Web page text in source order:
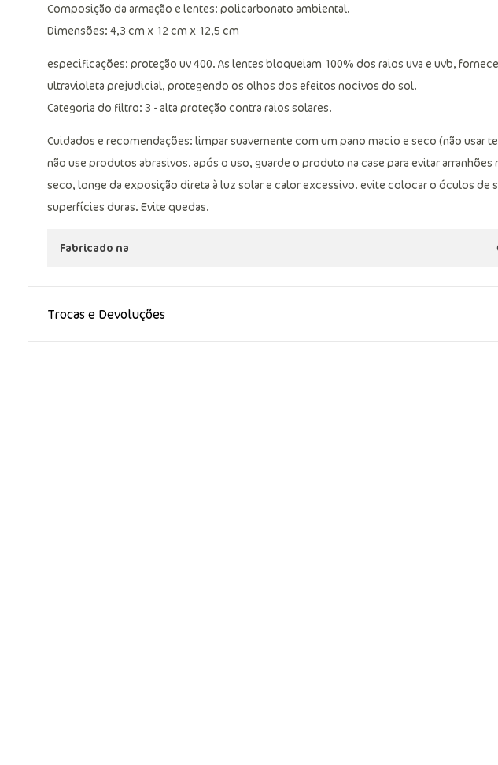
Composição da armação e lentes: policarbonato ambiental.
Dimensões: 4,3 cm x 12 cm x 12,5 cm
especificações: proteção uv 400. As lentes bloqueiam 100% dos raios uva e uvb,
ultravioleta prejudicial, protegendo os olhos dos efeitos nocivos do sol.
Categoria do filtro: 3 - alta proteção contra raios solares.
Cuidados e recomendações: limpar suavemente com um pano macio e seco (não usar
não use produtos abrasivos. após o uso, guarde o produto na case para evitar
seco, longe da exposição direta à luz solar e calor excessivo. evite colocar o óculos de
superfícies duras. Evite quedas.
Fabricado na
Trocas e Devoluções